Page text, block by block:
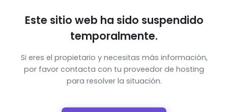
Este sitio web ha sido suspendido
temporalmente.
Si eres el propietario y necesitas más información,
por favor contacta con tu proveedor de hosting
para resolver la situación.